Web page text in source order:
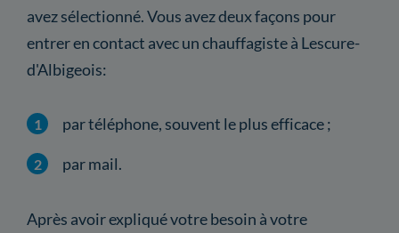
avez sélectionné. Vous avez deux façons pour
entrer en contact avec un chauffagiste à Lescure-
d'Albigeois:
par téléphone, souvent le plus efficace ;
par mail.
Après avoir expliqué votre besoin à votre